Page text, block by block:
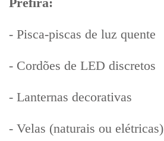
- Pisca-piscas de luz quente
- Cordões de LED discretos
- Lanternas decorativas
- Velas (naturais ou elétricas)